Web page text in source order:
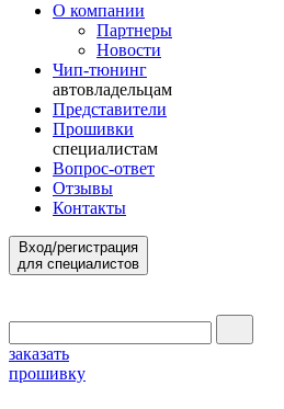
О компании
Партнеры
Новости
Чип-тюнинг
автовладельцам
Представители
Прошивки
специалистам
Вопрос-ответ
Отзывы
Контакты
Вход/регистрация
для специалистов
заказать
прошивку